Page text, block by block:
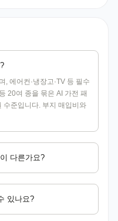
, 에어컨·냉장고·TV 등 필수
20여 종을 묶은 AI 가전 패
수준입니다. 부지 매입비와
다른가요?
있나요?